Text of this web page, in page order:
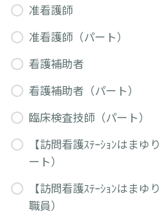
准看護師
准看護師（パート）
看護補助者
看護補助者（パート）
臨床検査技師（パート）
【訪問看護ｽﾃｰｼｮﾝはま
ート）
【訪問看護ｽﾃｰｼｮﾝはま
職員）